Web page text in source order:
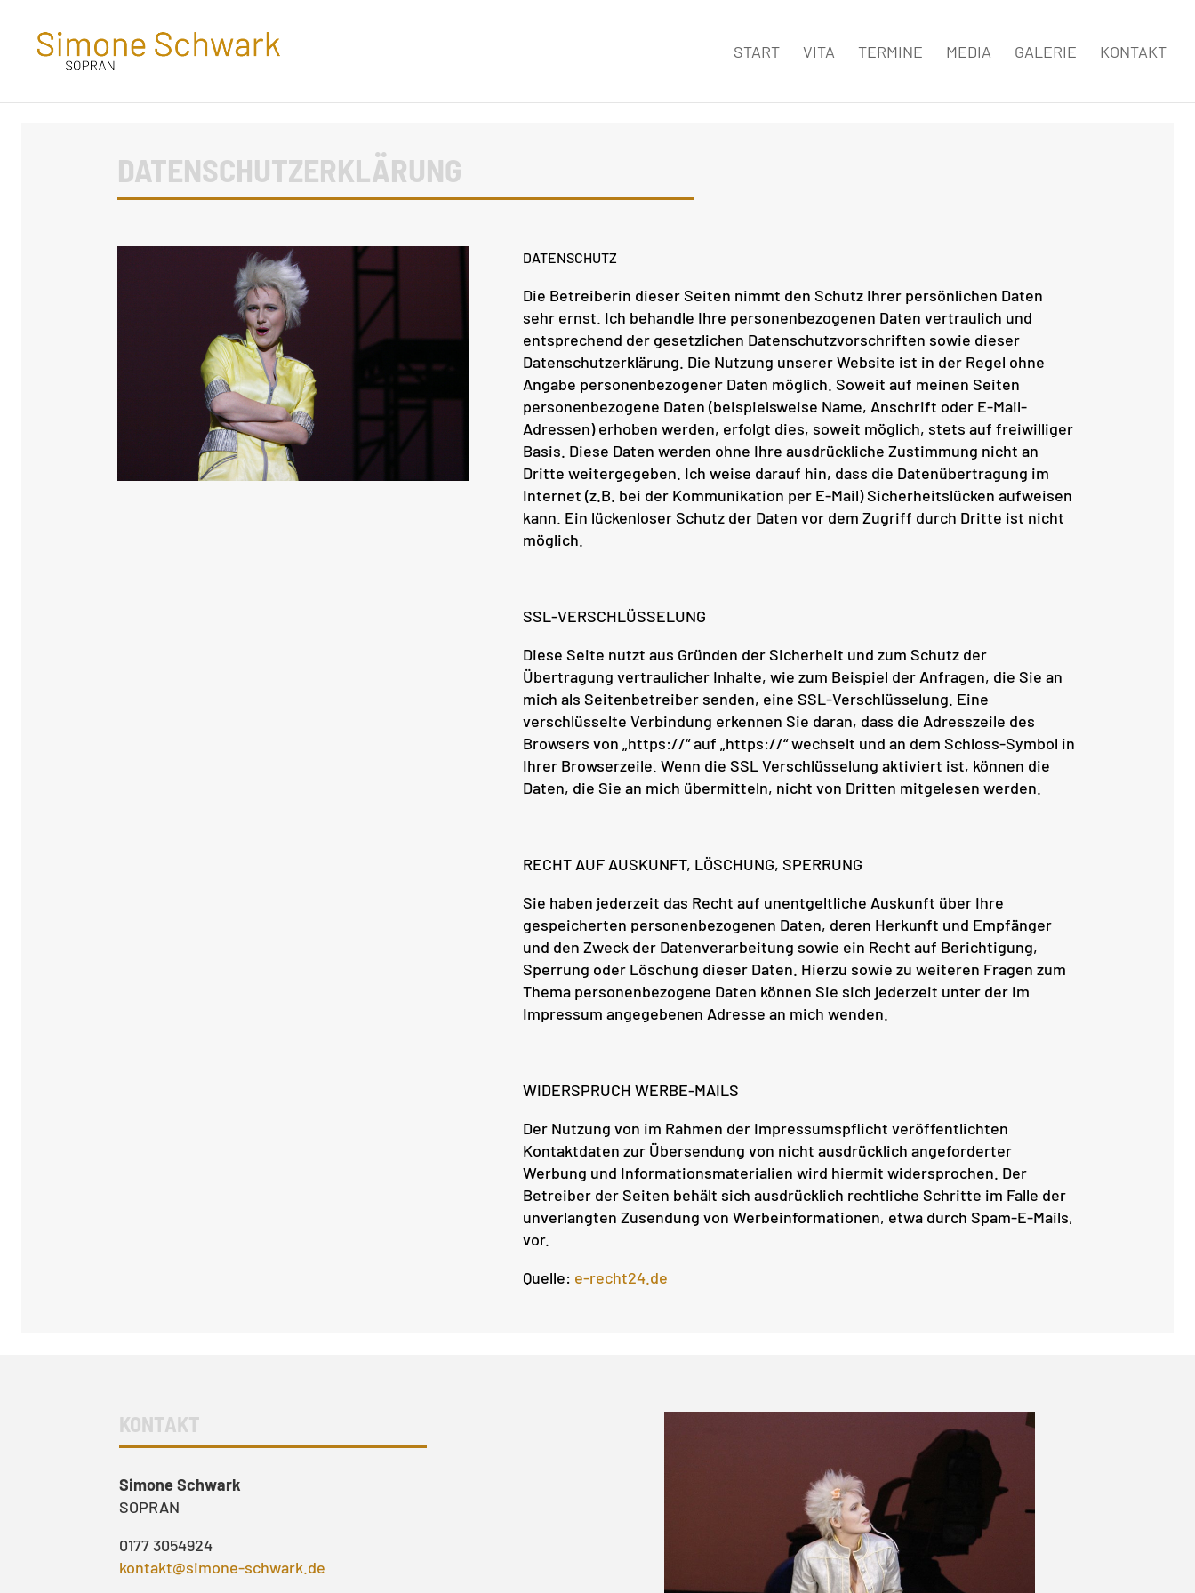
START VITA TERMINE MEDIA GALERIE KONTAKT
DATENSCHUTZ­ERKLÄRUNG
DATENSCHUTZ
Die Betreiberin dieser Seiten nimmt den Schutz Ihrer persönlichen Daten
sehr ernst. Ich behandle Ihre personenbezogenen Daten vertraulich und
entsprechend der gesetzlichen Datenschutzvorschriften sowie dieser
Datenschutzerklärung. Die Nutzung unserer Website ist in der Regel ohne
Angabe personenbezogener Daten möglich. Soweit auf meinen Seiten
personenbezogene Daten (beispielsweise Name, Anschrift oder E-Mail-
Adressen) erhoben werden, erfolgt dies, soweit möglich, stets auf freiwilliger
Basis. Diese Daten werden ohne Ihre ausdrückliche Zustimmung nicht an
Dritte weitergegeben. Ich weise darauf hin, dass die Datenübertragung im
Internet (z.B. bei der Kommunikation per E-Mail) Sicherheitslücken aufweisen
kann. Ein lückenloser Schutz der Daten vor dem Zugriff durch Dritte ist nicht
möglich.
SSL-VERSCHLÜSSELUNG
Diese Seite nutzt aus Gründen der Sicherheit und zum Schutz der
Übertragung vertraulicher Inhalte, wie zum Beispiel der Anfragen, die Sie an
mich als Seitenbetreiber senden, eine SSL-Verschlüsselung. Eine
verschlüsselte Verbindung erkennen Sie daran, dass die Adresszeile des
Browsers von „https://“ auf „https://“ wechselt und an dem Schloss-Symbol in
Ihrer Browserzeile. Wenn die SSL Verschlüsselung aktiviert ist, können die
Daten, die Sie an mich übermitteln, nicht von Dritten mitgelesen werden.
RECHT AUF AUSKUNFT, LÖSCHUNG, SPERRUNG
Sie haben jederzeit das Recht auf unentgeltliche Auskunft über Ihre
gespeicherten personenbezogenen Daten, deren Herkunft und Empfänger
und den Zweck der Datenverarbeitung sowie ein Recht auf Berichtigung,
Sperrung oder Löschung dieser Daten. Hierzu sowie zu weiteren Fragen zum
Thema personenbezogene Daten können Sie sich jederzeit unter der im
Impressum angegebenen Adresse an mich wenden.
WIDERSPRUCH WERBE-MAILS
Der Nutzung von im Rahmen der Impressumspflicht veröffentlichten
Kontaktdaten zur Übersendung von nicht ausdrücklich angeforderter
Werbung und Informationsmaterialien wird hiermit widersprochen. Der
Betreiber der Seiten behält sich ausdrücklich rechtliche Schritte im Falle der
unverlangten Zusendung von Werbeinformationen, etwa durch Spam-E-Mails,
vor.
Quelle: e-recht24.de
KONTAKT
Simone Schwark
SOPRAN
0177 3054924
kontakt@simone-schwark.de